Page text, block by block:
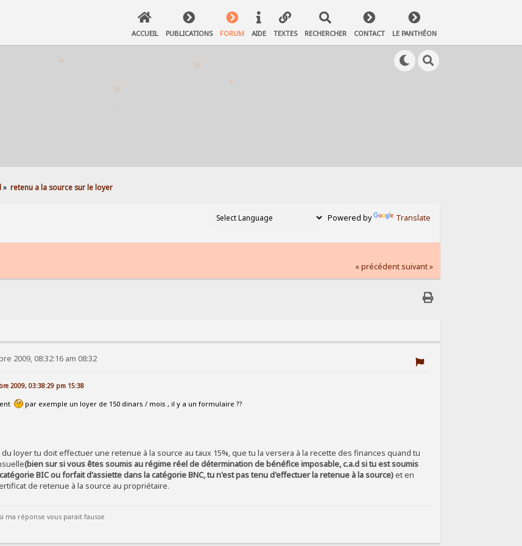
ACCUEIL PUBLICATIONS FORUM AIDE TEXTES RECHERCHER CONTACT LE PANTHÉON
» retenu a la source sur le loyer
Powered by Translate
« précédent suivant »
2009, 08:32:16 am 08:32
2009, 03:38:29 pm 15:38
par exemple un loyer de 150 dinars / mois , il y a un formulaire ??
loyer tu doit effectuer une retenue à la source au taux 15%, que tu la versera à la recette des finances quand tu
(bien sur si vous êtes soumis au régime réel de détermination de bénéfice imposable, c.a.d si tu est soumis
BIC ou forfait d'assiette dans la catégorie BNC, tu n'est pas tenu d'effectuer la retenue à la source)et en
de retenue à la source au propriétaire.
ma réponse vous parait fausse